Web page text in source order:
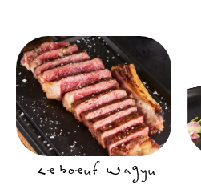
Le boeuf Wagyu